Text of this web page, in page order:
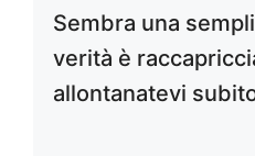
Sembra una
verità è
allontanatevi